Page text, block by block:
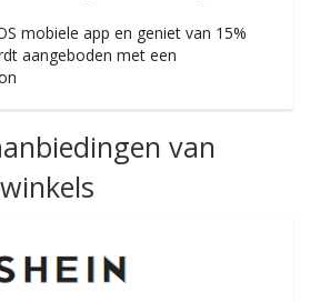
mobiele app en geniet van 15%
aangeboden met een
van